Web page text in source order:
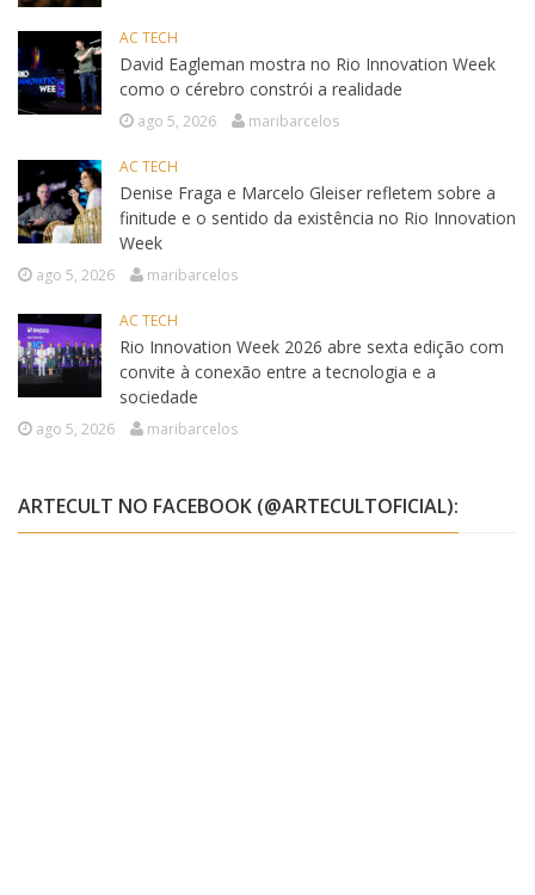
AC TECH
David Eagleman mostra no Rio Innovation Week
como o cérebro constrói a realidade
ago 5, 2026 maribarcelos
AC TECH
Denise Fraga e Marcelo Gleiser refletem sobre a
finitude e o sentido da existência no Rio Innovation
Week
ago 5, 2026 maribarcelos
AC TECH
Rio Innovation Week 2026 abre sexta edição com
convite à conexão entre a tecnologia e a
sociedade
ago 5, 2026 maribarcelos
ARTECULT NO FACEBOOK (@ARTECULTOFICIAL):